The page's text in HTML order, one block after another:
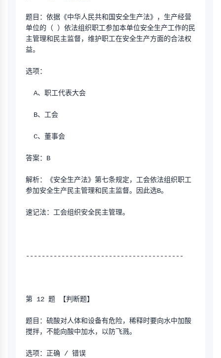
题目：依据《中华人民共和国安全生产法》，生产经营
单位的（ ）依法组织职工参加本单位安全生产工作的民
主管理和民主监督，维护职工在安全生产方面的合法权
益。
选项：
  A、职工代表大会
  B、工会
  C、董事会
答案：B
解析：《安全生产法》第七条规定，工会依法组织职工
参加安全生产民主管理和民主监督。因此选B。
速记法：工会组织安全民主管理。
----------------------------------------
第 12 题 【判断题】
题目：硫酸对人体和设备有危险，稀释时要向水中加酸
搅拌，不能向酸中加水，以防飞溅。
选项：正确 / 错误